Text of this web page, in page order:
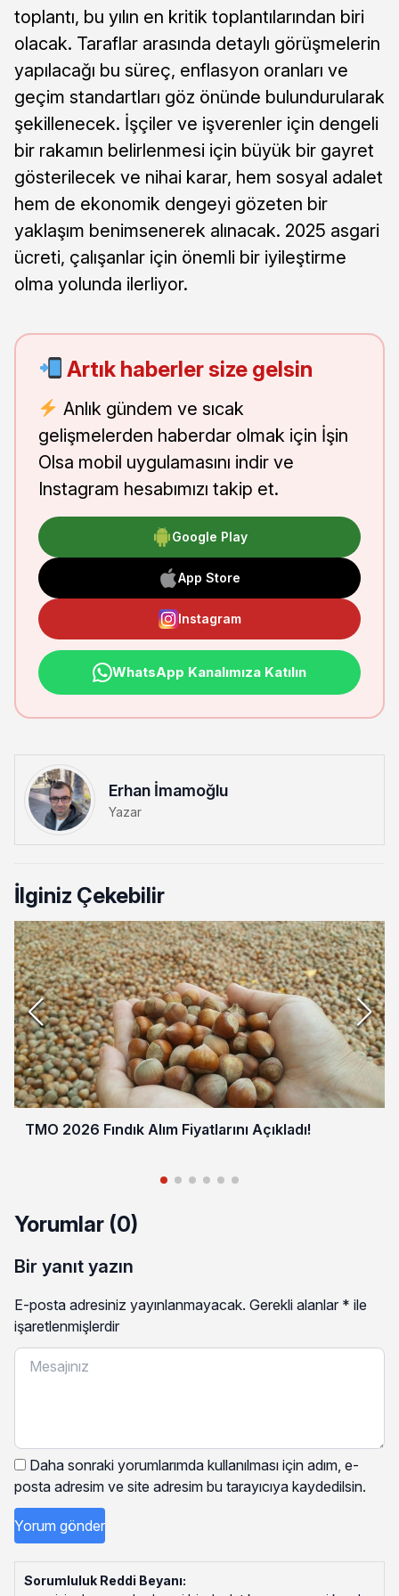
toplantı, bu yılın en kritik toplantılarından biri
olacak. Taraflar arasında detaylı görüşmelerin
yapılacağı bu süreç, enflasyon oranları ve
geçim standartları göz önünde bulundurularak
şekillenecek. İşçiler ve işverenler için dengeli
bir rakamın belirlenmesi için büyük bir gayret
gösterilecek ve nihai karar, hem sosyal adalet
hem de ekonomik dengeyi gözeten bir
yaklaşım benimsenerek alınacak. 2025 asgari
ücreti, çalışanlar için önemli bir iyileştirme
olma yolunda ilerliyor.
Artık haberler size gelsin
Anlık gündem ve sıcak
gelişmelerden haberdar olmak için İşin
Olsa mobil uygulamasını indir ve
Instagram hesabımızı takip et.
Google Play
App Store
Instagram
WhatsApp Kanalımıza Katılın
Erhan İmamoğlu
Yazar
İlginiz Çekebilir
TMO 2026 Fındık Alım Fiyatlarını Açıkladı!
Yorumlar (0)
Bir yanıt yazın
E-posta adresiniz yayınlanmayacak. Gerekli alanlar * ile
işaretlenmişlerdir
Daha sonraki yorumlarımda kullanılması için adım, e-
posta adresim ve site adresim bu tarayıcıya kaydedilsin.
Sorumluluk Reddi Beyanı: